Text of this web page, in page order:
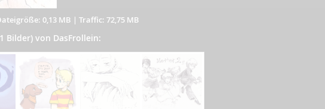
0,13 MB | Traffic: 72,75 MB
Bilder) von DasFrollein: